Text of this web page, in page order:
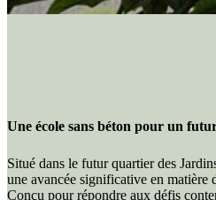
Une école sans béton pour un
Situé dans le futur quartier des
une avancée significative en matière
Conçu pour répondre aux défis